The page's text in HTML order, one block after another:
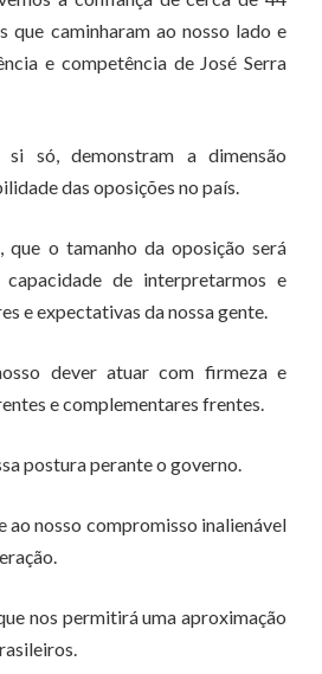
que caminharam ao nosso lado e
e competência de José Serra
si só, demonstram a dimensão
das oposições no país.
que o tamanho da oposição será
capacidade de interpretarmos e
e expectativas da nossa gente.
dever atuar com firmeza e
e complementares frentes.
postura perante o governo.
ao nosso compromisso inalienável
nos permitirá uma aproximação